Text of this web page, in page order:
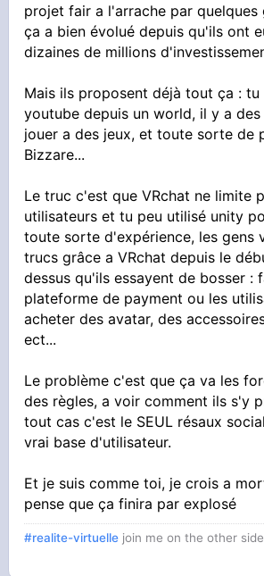
projet fair a l'arrache par quelques
ça a bien évolué depuis qu'ils ont
dizaines de millions
Mais ils proposent déjà tout ça : tu
youtube depuis un world, il y a
jouer a des jeux, et toute sorte de
Bizzare...
Le truc c'est que VRchat ne limite
utilisateurs et tu peu utilisé unity
toute sorte d'expérience, les gens
trucs grâce a VRchat depuis le
dessus qu'ils essayent de bosser :
plateforme de payment ou les
acheter des avatar, des
ect...
Le problème c'est que ça va les
des règles, a voir comment ils s'y
tout cas c'est le SEUL résaux
vrai base d'utilisateur.
Et je suis comme toi, je crois a
pense que ça finira par explosé
#realite-virtuelle join me on the other